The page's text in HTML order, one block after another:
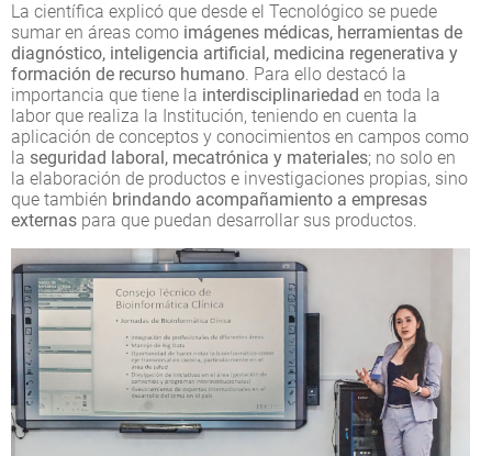
La científica explicó que desde el Tecnológico se puede
sumar en áreas como imágenes médicas, herramientas de
diagnóstico, inteligencia artificial, medicina regenerativa y
formación de recurso humano. Para ello destacó la
importancia que tiene la interdisciplinariedad en toda la
labor que realiza la Institución, teniendo en cuenta la
aplicación de conceptos y conocimientos en campos como
la seguridad laboral, mecatrónica y materiales; no solo en
la elaboración de productos e investigaciones propias, sino
que también brindando acompañamiento a empresas
externas para que puedan desarrollar sus productos.